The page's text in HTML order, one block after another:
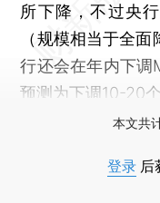
所下降，不过央
（规模相当于全
行还会在年内下调
预测为下调10-20个
本文共
登录 后